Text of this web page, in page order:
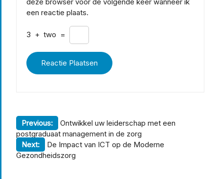
een reactie plaats.
3 + two =
Berichtnavigatie
Previous:
Ontwikkel uw leiderschap met een
postgraduaat management in de zorg
Next:
De Impact van ICT op de Moderne
Gezondheidszorg